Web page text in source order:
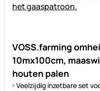
VOSS.farming
10mx100cm,
houten palen
Veelzijdig inzetbare set